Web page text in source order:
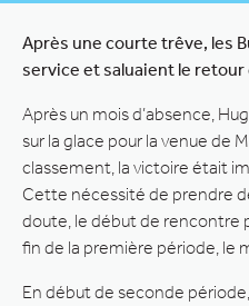
Après une courte trêve, les
service et saluaient le retour
Après un mois d’absence,
sur la glace pour la venue de
classement, la victoire était
Cette nécessité de prendre
doute, le début de rencontre
fin de la première période, le
En début de seconde